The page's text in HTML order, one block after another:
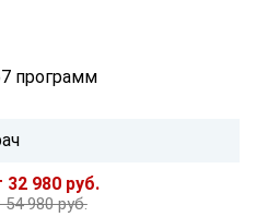
программ
32 980 руб.
54 980 руб.